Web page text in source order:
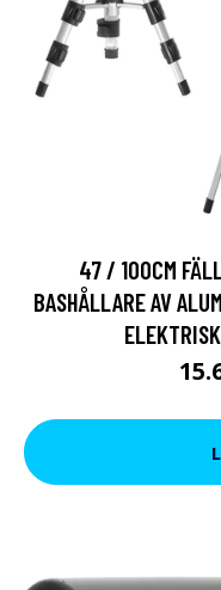
47 / 100CM
BASHÅLLARE AV